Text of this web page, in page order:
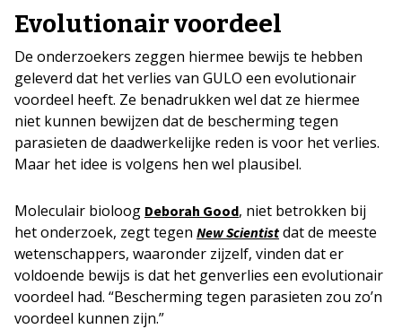
Evolutionair voordeel
De onderzoekers zeggen hiermee bewijs te hebben
geleverd dat het verlies van GULO een evolutionair
voordeel heeft. Ze benadrukken wel dat ze hiermee
niet kunnen bewijzen dat de bescherming tegen
parasieten de daadwerkelijke reden is voor het verlies.
Maar het idee is volgens hen wel plausibel.
Moleculair bioloog Deborah Good, niet betrokken bij
het onderzoek, zegt tegen New Scientist dat de meeste
wetenschappers, waaronder zijzelf, vinden dat er
voldoende bewijs is dat het genverlies een evolutionair
voordeel had. “Bescherming tegen parasieten zou zo’n
voordeel kunnen zijn.”